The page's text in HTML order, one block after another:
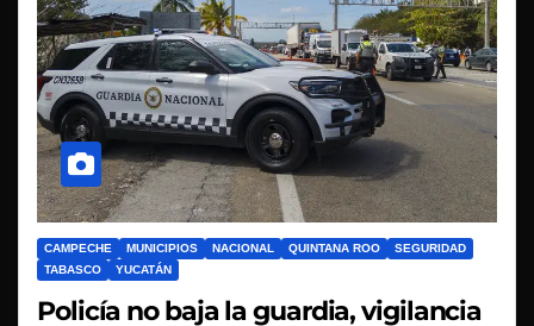
CAMPECHE MUNICIPIOS NACIONAL QUINTANA ROO
SEGURIDAD
TABASCO
YUCATÁN
Policía no baja la guardia, vigilancia